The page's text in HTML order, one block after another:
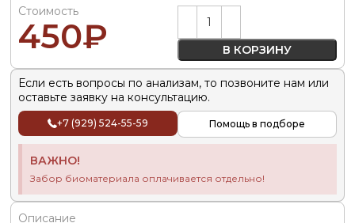
Стоимость
450₽ В КОРЗИНУ
Alternative:
Если есть вопросы по анализам, то позвоните нам или
оставьте заявку на консультацию.
+7 (929) 524-55-59 Помощь в подборе
ВАЖНО!
Забор биоматериала оплачивается отдельно!
Описание